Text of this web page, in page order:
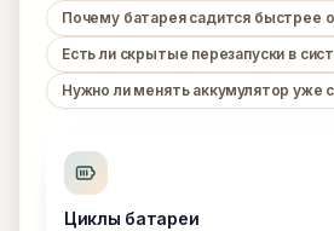
Почему батарея садится быстрее
Есть ли скрытые перезапуски в
Нужно ли менять аккумулятор уже
Циклы батареи